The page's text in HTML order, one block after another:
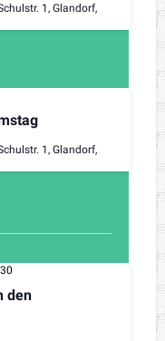
1, Glandorf,
1, Glandorf,
den